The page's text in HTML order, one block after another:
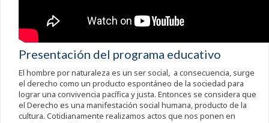
Presentación del programa educativo
El hombre por naturaleza es un ser social, a consecuencia, surge
el derecho como un producto espontáneo de la sociedad para
lograr una convivencia pacífica y justa. Entonces se considera que
el Derecho es una manifestación social humana, producto de la
cultura. Cotidianamente realizamos actos que nos ponen en